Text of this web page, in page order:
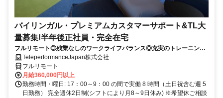
バイリンガル・プレミアムカスタマーサポート&TL大
量募集!半年後正社員・完全在宅
フルリモート◎残業なしのワークライフバランス◎充実のトレーニング
◎語学を活かして将来キャリア有望
TeleperformanceJapan株式会社
フルリモート
月給360,000円以上
勤務時間・曜日: 17：00～9：00 の間で実働 8 時間（土日祝含む週 5
日勤務） 完全週休2日制(シフトにより月8～9日休み) ※希望休ご相談